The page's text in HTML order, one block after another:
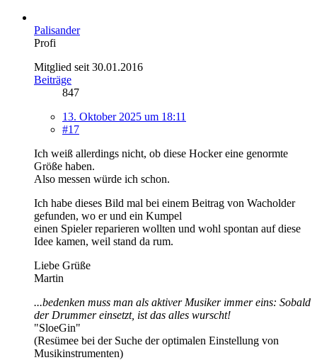
Palisander
Profi
Mitglied seit 30.01.2016
Beiträge
847
13. Oktober 2025 um 18:11
#17
Ich weiß allerdings nicht, ob diese Hocker eine genormte
Größe haben.
Also messen würde ich schon.
Ich habe dieses Bild mal bei einem Beitrag von Wacholder
gefunden, wo er und ein Kumpel
einen Spieler reparieren wollten und wohl spontan auf diese
Idee kamen, weil stand da rum.
Liebe Grüße
Martin
...bedenken muss man als aktiver Musiker immer eins: Sobald
der Drummer einsetzt, ist das alles wurscht!
"SloeGin"
(Resümee bei der Suche der optimalen Einstellung von
Musikinstrumenten)